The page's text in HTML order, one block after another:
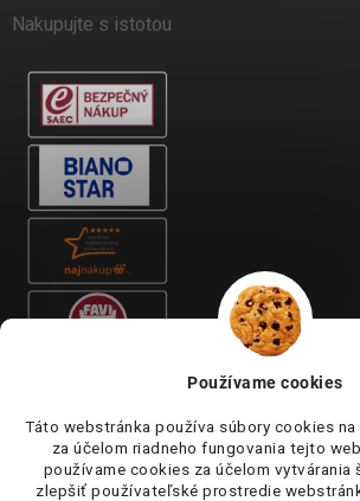
Používame cookies
Táto webstránka používa súbory cookies
za účelom riadneho fungovania tejto
používame cookies za účelom
zlepšiť používateľské prostredie
Nakupujte s istotou